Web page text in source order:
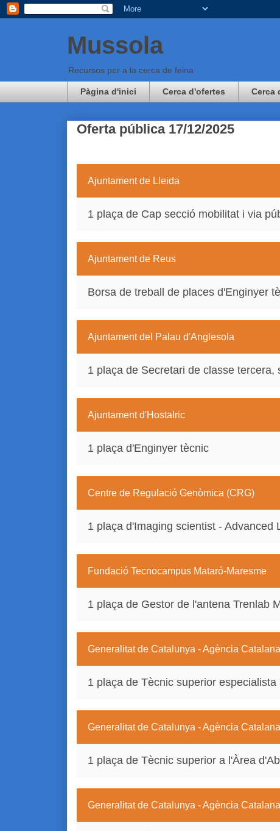
Mussola
Recursos per a la cerca de feina
Pàgina d'inici Cerca d'ofertes Cerca
Oferta pública 17/12/2025
Ajuntament de Lleida
1 plaça de Cap secció mobilitat i via
Ajuntament de Reus
Borsa de treball de places d'Enginyer
Ajuntament del Palau d'Anglesola
1 plaça de Secretari de classe
Ajuntament d'Hostalric
1 plaça d'Enginyer tècnic
Centre de Regulació Genòmica (CRG)
1 plaça d'Imaging scientist - Advanced
Fundació Tecnocampus Mataró-Maresme
1 plaça de Gestor de l'antena Trenlab
Generalitat de Catalunya - Agència
1 plaça de Tècnic superior
Generalitat de Catalunya - Agència
1 plaça de Tècnic superior a l'Àrea
Generalitat de Catalunya - Agència